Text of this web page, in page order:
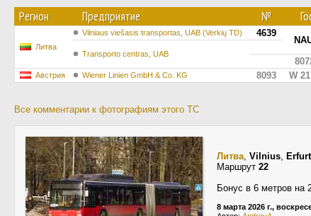
Регион Предприятие №
Литва
Vilniaus viešasis transportas, UAB (Verkių TD) 4639
Transporto centras, UAB
Австрия Wiener Linien GmbH & Co. KG 8093 W
Все комментарии к фотографиям этого ТС
Литва, Vilnius,
Маршрут 22
Бонус в 6 метров на
8 марта 2026 г.,